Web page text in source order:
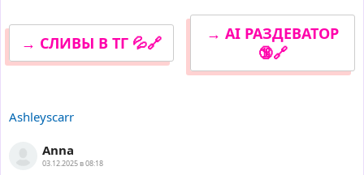
→ СЛИВЫ В ТГ 💦🔗
→ AI РАЗДЕВАТОР
🔞🔗
Ashleyscarr
Anna
03.12.2025 в 08:18